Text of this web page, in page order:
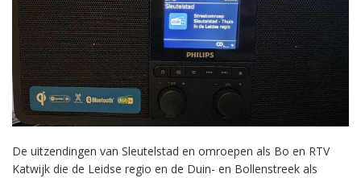
De uitzendingen van Sleutelstad en omroepen als Bo en RTV
Katwijk die de Leidse regio en de Duin- en Bollenstreek als